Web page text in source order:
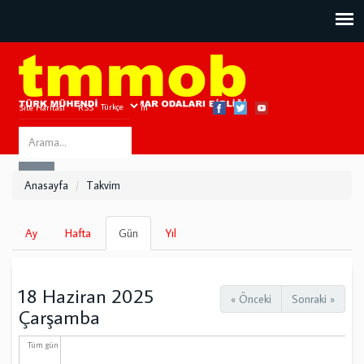
Site Haritası RSS Bize Ulaşın
Search
this
Anasayfa Takvim
Birincil
sekmeler
Ay Hafta Gün
sekme)
Yıl
« Önceki Sonraki »
18 Haziran 2025
Çarşamba
Tüm gün